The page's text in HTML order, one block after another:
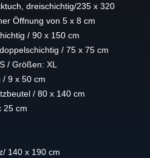
dreischichtig/235 x 320
Öffnung von 5 x 8 cm
/ 90 x 150 cm
/ 75 x 75 cm
/ Größen: XL
/ 9 x 50 cm
/ 80 x 140 cm
25 cm
140 x 190 cm